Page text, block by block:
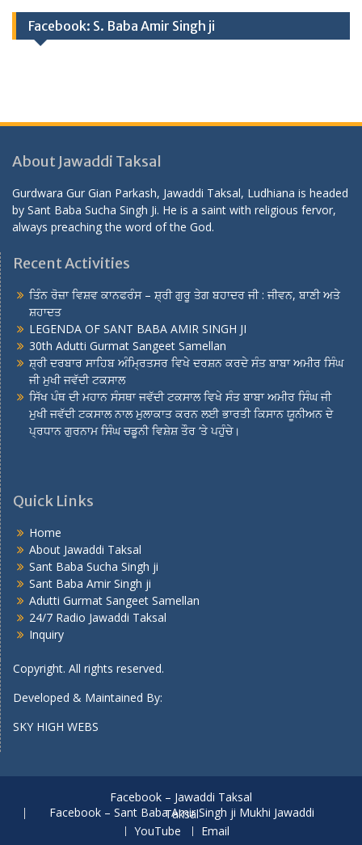
Facebook: S. Baba Amir Singh ji
About Jawaddi Taksal
Gurdwara Gur Gian Parkash, Jawaddi Taksal, Ludhiana is headed
by Sant Baba Sucha Singh Ji. He is a saint with religious fervor,
always preaching the word of the God.
Recent Activities
ਤਿੰਨ ਰੋਜ਼ਾ ਵਿਸ਼ਵ ਕਾਨਫਰੰਸ – ਸ਼੍ਰੀ ਗੁਰੂ ਤੇਗ ਬਹਾਦਰ ਜੀ : ਜੀਵਨ, ਬਾਣੀ ਅਤੇ
ਸ਼ਹਾਦਤ
LEGENDA OF SANT BABA AMIR SINGH JI
30th Adutti Gurmat Sangeet Samellan
ਸ਼੍ਰੀ ਦਰਬਾਰ ਸਾਹਿਬ ਅੰਮ੍ਰਿਤਸਰ ਵਿਖੇ ਦਰਸ਼ਨ ਕਰਦੇ ਸੰਤ ਬਾਬਾ ਅਮੀਰ ਸਿੰਘ
ਜੀ ਮੁਖੀ ਜਵੱਦੀ ਟਕਸਾਲ
ਸਿੱਖ ਪੰਥ ਦੀ ਮਹਾਨ ਸੰਸਥਾ ਜਵੱਦੀ ਟਕਸਾਲ ਵਿਖੇ ਸੰਤ ਬਾਬਾ ਅਮੀਰ ਸਿੰਘ ਜੀ
ਮੁਖੀ ਜਵੱਦੀ ਟਕਸਾਲ ਨਾਲ ਮੁਲਾਕਾਤ ਕਰਨ ਲਈ ਭਾਰਤੀ ਕਿਸਾਨ ਯੂਨੀਅਨ ਦੇ
ਪ੍ਰਧਾਨ ਗੁਰਨਾਮ ਸਿੰਘ ਚਡੂਨੀ ਵਿਸ਼ੇਸ਼ ਤੌਰ ‘ਤੇ ਪਹੁੰਚੇ।
Quick Links
Home
About Jawaddi Taksal
Sant Baba Sucha Singh ji
Sant Baba Amir Singh ji
Adutti Gurmat Sangeet Samellan
24/7 Radio Jawaddi Taksal
Inquiry
Copyright. All rights reserved.
Developed & Maintained By:
SKY HIGH WEBS
Facebook – Jawaddi Taksal
Facebook – Sant Baba Amir Singh ji Mukhi Jawaddi Taksal
YouTube
Email